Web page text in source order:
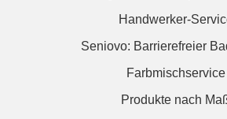
Handwerker-
Seniovo: Barrierefreier
Farbmischservice
Produkte nach